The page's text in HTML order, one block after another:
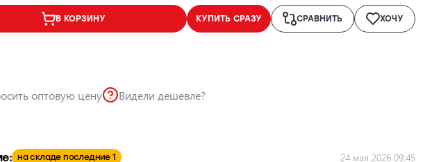
В КОРЗИНУ КУПИТЬ СРАЗУ СРАВНИТЬ ХОЧУ
оптовую цену Видели дешевле?
на складе последние 1 24 мая 2026 09:45